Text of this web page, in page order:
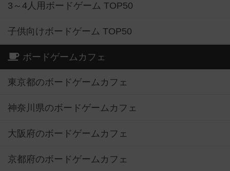
3～4人用ボードゲーム TOP50
子供向けボードゲーム TOP50
ボードゲームカフェ
東京都のボードゲームカフェ
神奈川県のボードゲームカフェ
大阪府のボードゲームカフェ
京都府のボードゲームカフェ